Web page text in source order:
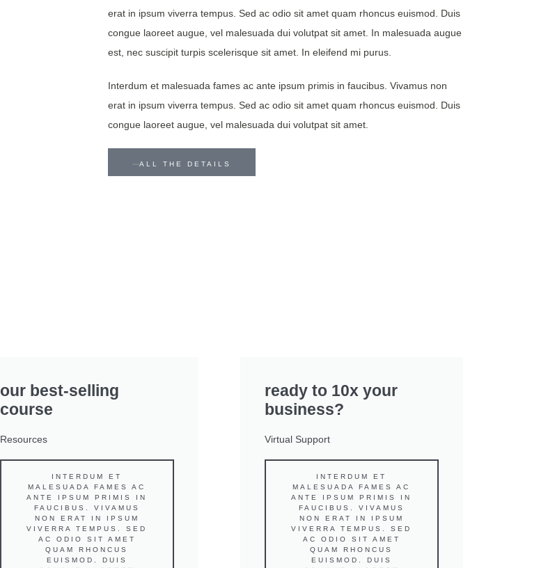
erat in ipsum viverra tempus. Sed ac odio sit amet quam rhoncus euismod. Duis
congue laoreet augue, vel malesuada dui volutpat sit amet. In malesuada augue
est, nec suscipit turpis scelerisque sit amet. In eleifend mi purus.
Interdum et malesuada fames ac ante ipsum primis in faucibus. Vivamus non
erat in ipsum viverra tempus. Sed ac odio sit amet quam rhoncus euismod. Duis
congue laoreet augue, vel malesuada dui volutpat sit amet.
ALL THE DETAILS
our best-selling
course
Resources
INTERDUM ET
MALESUADA FAMES AC
ANTE IPSUM PRIMIS IN
FAUCIBUS. VIVAMUS
NON ERAT IN IPSUM
VIVERRA TEMPUS. SED
AC ODIO SIT AMET
QUAM RHONCUS
EUISMOD. DUIS
ready to 10x your
business?
Virtual Support
INTERDUM ET
MALESUADA FAMES AC
ANTE IPSUM PRIMIS IN
FAUCIBUS. VIVAMUS
NON ERAT IN IPSUM
VIVERRA TEMPUS. SED
AC ODIO SIT AMET
QUAM RHONCUS
EUISMOD. DUIS